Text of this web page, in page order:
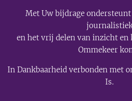
Met Uw bijdrage
en het vrij delen van inzicht en
Ommekeer
In Dankbaarheid verbonden met
Is.